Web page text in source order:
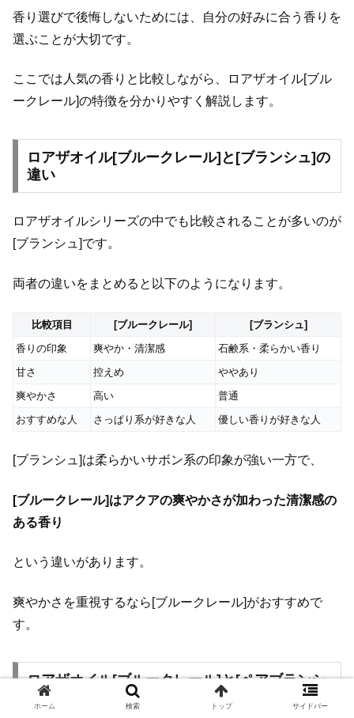
香り選びで後悔しないためには、自分の好みに合う香りを
選ぶことが大切です。
ここでは人気の香りと比較しながら、ロアザオイル[ブル
ークレール]の特徴を分かりやすく解説します。
ロアザオイル[ブルークレール]と[ブランシュ]の
違い
ロアザオイルシリーズの中でも比較されることが多いのが
[ブランシュ]です。
両者の違いをまとめると以下のようになります。
比較項目 [ブルークレール]
[ブランシュ]
香りの印象
爽やか・清潔感
石鹸系・柔らかい香り
甘さ
控えめ
ややあり
爽やかさ
高い
普通
おすすめな人
さっぱり系が好きな人 優しい香りが好きな人
[ブランシュ]は柔らかいサボン系の印象が強い一方で、
[ブルークレール]はアクアの爽やかさが加わった清潔感の
ある香り
という違いがあります。
爽やかさを重視するなら[ブルークレール]がおすすめで
す。
ロアザオイル[ブルークレール]と[ペアブランシ
ュ]の違い
ホーム 検索 トップ サイドバー